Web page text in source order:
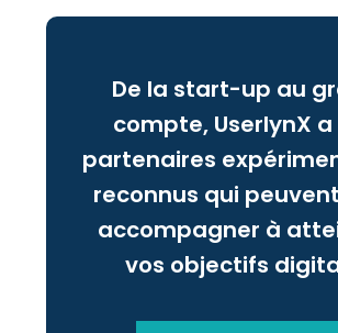
De la start-up au
compte, UserlynX a
partenaires
reconnus qui
accompagner à
vos objectifs